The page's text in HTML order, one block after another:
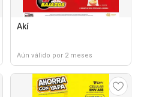
Akí
Aún válido por 2 meses